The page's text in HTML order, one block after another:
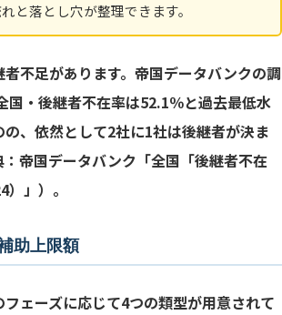
5つの不採択理由
る専門家費用
組みを使ったときの実感
の順序
と落とし穴が整理できます。
不足があります。帝国データバンクの調
国・後継者不在率は52.1％と過去最低水
、依然として2社に1社は後継者が決ま
帝国データバンク「全国「後継者不在
」）。
助上限額
ェーズに応じて4つの類型が用意されて